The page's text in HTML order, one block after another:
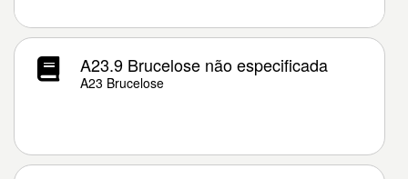
A23.9 Brucelose não especificada
A23 Brucelose